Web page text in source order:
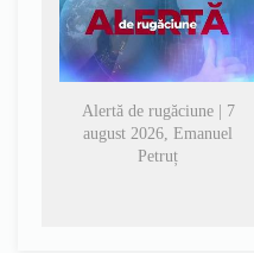
Alertă de rugăciune | 7
august 2026, Emanuel
Petruț